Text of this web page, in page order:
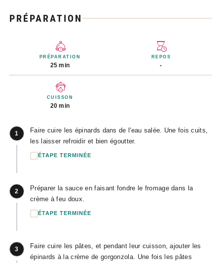
PRÉPARATION
PRÉPARATION
25 min
REPOS
-
CUISSON
20 min
1
Faire cuire les épinards dans de l'eau salée. Une fois cuits,
les laisser refroidir et bien égoutter.
ÉTAPE TERMINÉE
2
Préparer la sauce en faisant fondre le fromage dans la
crème à feu doux.
ÉTAPE TERMINÉE
3
Faire cuire les pâtes, et pendant leur cuisson, ajouter les
épinards à la crème de gorgonzola. Une fois les pâtes